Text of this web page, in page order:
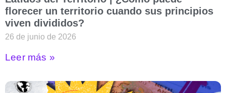
florecer un territorio cuando sus principios
viven divididos?
26 de junio de 2026
Leer más »